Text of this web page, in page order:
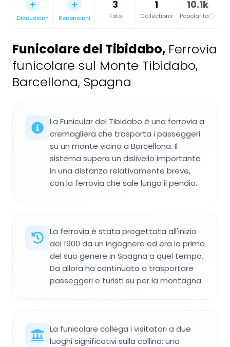
Discussion Recensioni
3
Foto
1
Collections
10.1k
Popolarità
Funicolare del Tibidabo, Ferrovia
funicolare sul Monte Tibidabo,
Barcellona, Spagna
La Funicular del Tibidabo è una ferrovia a
cremagliera che trasporta i passeggeri
su un monte vicino a Barcellona. Il
sistema supera un dislivello importante
in una distanza relativamente breve,
con la ferrovia che sale lungo il pendio.
La ferrovia è stata progettata all'inizio
del 1900 da un ingegnere ed era la prima
del suo genere in Spagna a quel tempo.
Da allora ha continuato a trasportare
passeggeri e turisti su per la montagna.
La funicolare collega i visitatori a due
luoghi significativi sulla collina: una